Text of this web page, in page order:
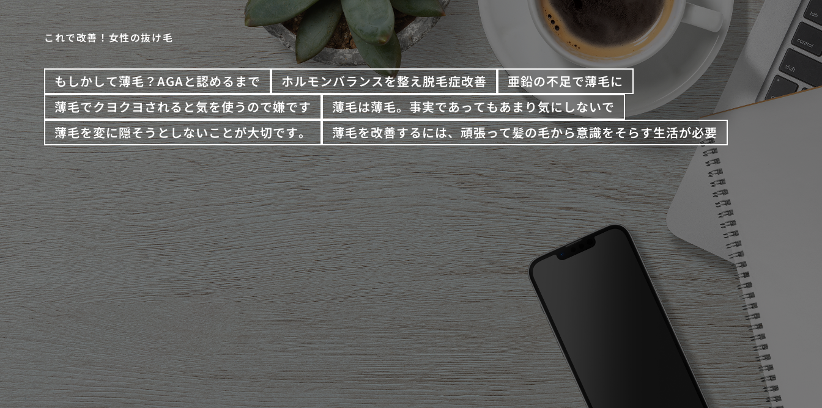
これで改善！女性の抜け毛
もしかして薄毛？AGAと認めるまで ホルモンバランスを整え脱毛症改善
亜鉛の不足で薄毛に
薄毛でクヨクヨされると気を使うので嫌です
薄毛は薄毛。事実であってもあまり気にしないで
薄毛を変に隠そうとしないことが大切です。
薄毛を改善するには、頑張って髪の毛から意識をそらす生活が必要